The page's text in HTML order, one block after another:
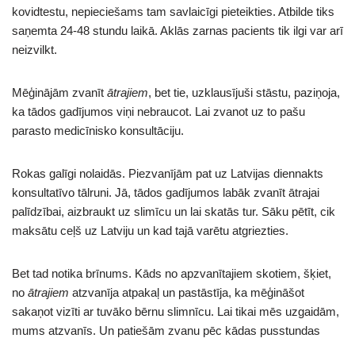
kovidtestu, nepieciešams tam savlaicīgi pieteikties. Atbilde tiks
saņemta 24-48 stundu laikā. Aklās zarnas pacients tik ilgi var arī
neizvilkt.
Mēģinājām zvanīt ātrajiem, bet tie, uzklausījuši stāstu, paziņoja,
ka tādos gadījumos viņi nebraucot. Lai zvanot uz to pašu
parasto medicīnisko konsultāciju.
Rokas galīgi nolaidās. Piezvanījām pat uz Latvijas diennakts
konsultatīvo tālruni. Jā, tādos gadījumos labāk zvanīt ātrajai
palīdzībai, aizbraukt uz slimīcu un lai skatās tur. Sāku pētīt, cik
maksātu ceļš uz Latviju un kad tajā varētu atgriezties.
Bet tad notika brīnums. Kāds no apzvanītajiem skotiem, šķiet,
no ātrajiem atzvanīja atpakaļ un pastāstīja, ka mēģināšot
sakaņot vizīti ar tuvāko bērnu slimnīcu. Lai tikai mēs uzgaidām,
mums atzvanīs. Un patiešām zvanu pēc kādas pusstundas